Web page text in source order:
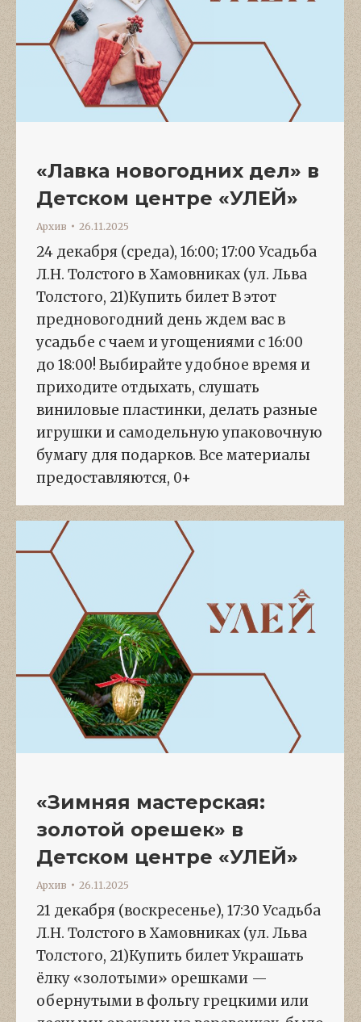
«Лавка новогодних дел» в
Детском центре «УЛЕЙ»
Архив 26.11.2025
24 декабря (среда), 16:00; 17:00 Усадьба
Л.Н. Толстого в Хамовниках (ул. Льва
Толстого, 21)Купить билет В этот
предновогодний день ждем вас в
усадьбе с чаем и угощениями с 16:00
до 18:00! Выбирайте удобное время и
приходите отдыхать, слушать
виниловые пластинки, делать разные
игрушки и самодельную упаковочную
бумагу для подарков. Все материалы
предоставляются, 0+
«Зимняя мастерская:
золотой орешек» в
Детском центре «УЛЕЙ»
Архив 26.11.2025
21 декабря (воскресенье), 17:30 Усадьба
Л.Н. Толстого в Хамовниках (ул. Льва
Толстого, 21)Купить билет Украшать
ёлку «золотыми» орешками —
обернутыми в фольгу грецкими или